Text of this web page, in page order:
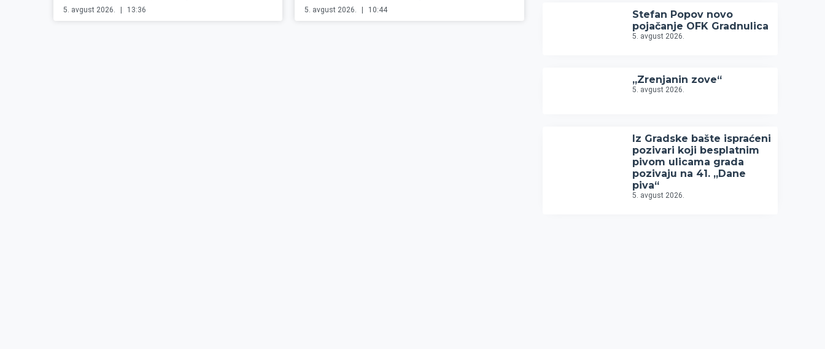
5. avgust 2026. 13:36 5. avgust 2026. 10:44
Stefan Popov novo
pojačanje OFK Gradnulica
5. avgust 2026.
„Zrenjanin zove“
5. avgust 2026.
Iz Gradske bašte ispraćeni
pozivari koji besplatnim
pivom ulicama grada
pozivaju na 41. „Dane
piva“
5. avgust 2026.